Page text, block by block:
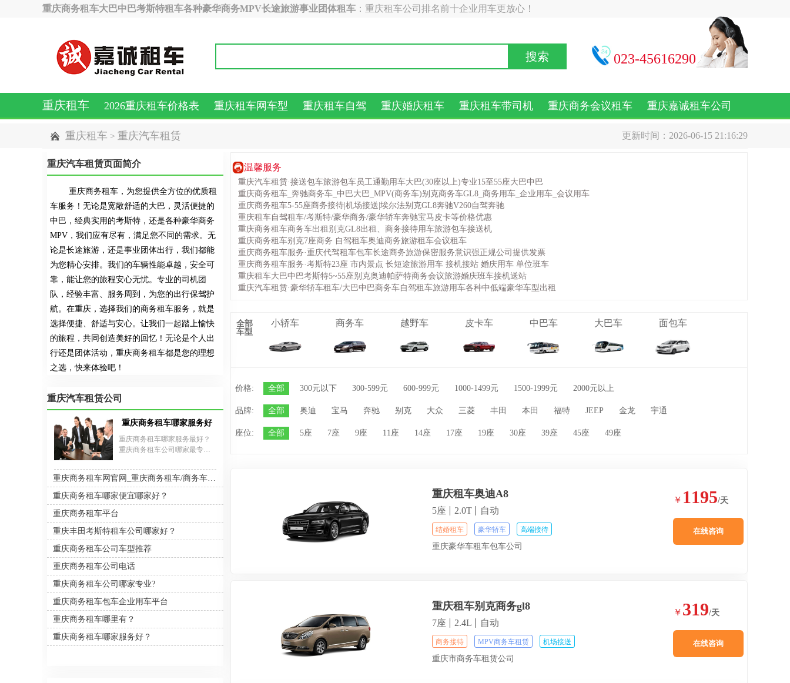
重庆商务租车大巴中巴考斯特租车各种豪华商务MPV长途旅游事业团体租车 ：重庆租车公司排名前十企业用车更放心！
搜索 023-45616290
重庆租车 2026重庆租车价格表 重庆租车网车型 重庆租车自驾 重庆婚庆租车 重庆租车带司机 重庆商务会议租车 重庆嘉诚租车公司
重庆租车 > 重庆汽车租赁 更新时间：2026-06-15 21:16:29
温馨服务
重庆汽车租赁·接送包车旅游包车员工通勤用车大巴(30座以上)专业15至55座大巴中巴
重庆商务租车_奔驰商务车_中巴大巴_MPV(商务车)别克商务车GL8_商务用车_企业用车_会议用车
重庆商务租车5-55座商务接待|机场接送|埃尔法别克GL8奔驰V260自驾奔驰
重庆租车自驾租车/考斯特/豪华商务/豪华轿车奔驰宝马皮卡等价格优惠
重庆商务租车商务车出租别克GL8出租、商务接待用车旅游包车接送机
重庆商务租车别克7座商务 自驾租车奥迪商务旅游租车会议租车
重庆商务租车服务·重庆代驾租车包车长途商务旅游保密服务意识强正规公司提供发票
重庆商务租车服务·考斯特23座 市内景点 长短途旅游用车 接机接站 婚庆用车 单位班车
重庆租车大巴中巴考斯特5~55座别克奥迪帕萨特商务会议旅游婚庆班车接机送站
重庆汽车租赁·豪华轿车租车/大巴中巴商务车自驾租车旅游用车各种中低端豪华车型出租
全部
车型
小轿车 商务车 越野车 皮卡车 中巴车 大巴车 面包车
价格: 全部 300元以下 300-599元 600-999元 1000-1499元 1500-1999元 2000元以上
品牌: 全部 奥迪 宝马 奔驰 别克 大众 三菱 丰田 本田 福特 JEEP 金龙 宇通
座位: 全部 5座 7座 9座 11座 14座 17座 19座 30座 39座 45座 49座
重庆租车奥迪A8
5座 2.0T 自动
结婚租车 豪华轿车 高端接待
重庆豪华车租车包车公司
￥ 1195/天
在线咨询
重庆租车别克商务gl8
7座 2.4L 自动
商务接待 MPV商务车租赁 机场接送
重庆市商务车租赁公司
￥ 319/天
在线咨询
重庆汽车租赁页面简介
重庆商务租车，为您提供全方位的优质租
车服务！无论是宽敞舒适的大巴，灵活便捷的
中巴，经典实用的考斯特，还是各种豪华商务
MPV，我们应有尽有，满足您不同的需求。无
论是长途旅游，还是事业团体出行，我们都能
为您精心安排。我们的车辆性能卓越，安全可
靠，能让您的旅程安心无忧。专业的司机团
队，经验丰富、服务周到，为您的出行保驾护
航。在重庆，选择我们的商务租车服务，就是
选择便捷、舒适与安心。让我们一起踏上愉快
的旅程，共同创造美好的回忆！无论是个人出
行还是团体活动，重庆商务租车都是您的理想
之选，快来体验吧！
重庆汽车租赁公司
重庆商务租车哪家服务好？
重庆商务租车哪家服务最好？
重庆商务租车公司哪家最专业?
规模的租车公司。专业公司的
保有车辆较多，在车辆出现故
障、需要换车时更有保障，能
够为客户提供全新商务车型的
重庆嘉诚商务公司.
重庆商务租车网官网_重庆商务租车/商务车出租/商务包车
重庆商务租车哪家便宜哪家好？
重庆商务租车平台
重庆丰田考斯特租车公司哪家好？
重庆商务租车公司车型推荐
重庆商务租车公司电话
重庆商务租车公司哪家专业?
重庆商务租车包车企业用车平台
重庆商务租车哪里有？
重庆商务租车哪家服务好？